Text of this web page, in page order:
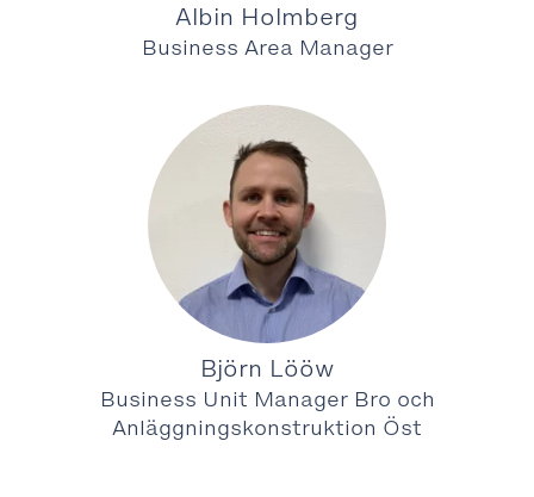
Albin Holmberg
Business Area Manager
Björn Lööw
Business Unit Manager Bro och
Anläggningskonstruktion Öst